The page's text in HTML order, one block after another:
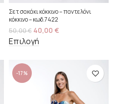
Σετ σακάκι κόκκινο – παντελόνι
κόκκινο – κωδ.7422
50,00€ 40,00 €
Επιλογή
-17%